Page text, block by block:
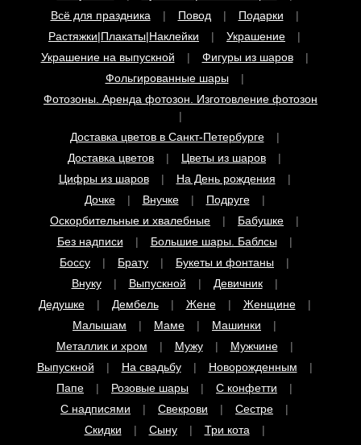
Украшение на выпускной
Фигуры из шаров
Фольгированные шары
Фотозоны. Аренда фотозон. Изготовление фотозон
Доставка цветов в Санкт-Петербурге
Цифры из шаров
На День рождения
Дочке
Внучке
Подруге
Оскорбительные и хвалебные
Бабушке
Без надписи
Большие шары. Баблсы
Боссу
Брату
Букеты и фонтаны
Внуку
Выпускной
Девичник
Дедушке
Дембель Жене
Женщине
Малышам
Маме
Машинки
Металлик и хром
Мужу
Мужчине
Выпускной
На свадьбу
Новорожденным
Папе
Розовые шары
С конфетти
С надписями
Свекрови
Сестре
Скидки
Сыну
Три кота
Фольгированные шары
Хиты продаж
Черные шары
Шары с гелием
Чтобы закрепить за собой скидку введите
телефон в поле ниже и нажмите на кнопку
"Хочу!"
осталось:
:
Получить
Согласен на обработку персональных данных
Сделано в